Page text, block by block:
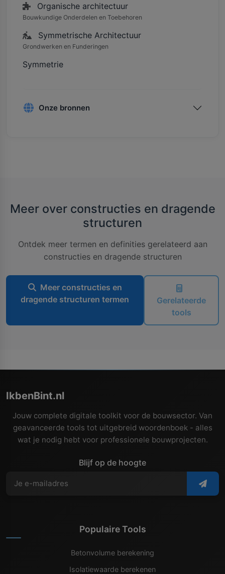
Organische architectuur
Bouwkundige Onderdelen en Toebehoren
Symmetrische Architectuur
Grondwerken en Funderingen
Symmetrie
Onze bronnen
Meer over constructies en dragende
structuren
Ontdek meer termen en definities gerelateerd aan
constructies en dragende structuren
Meer constructies en
dragende structuren termen
Gerelateerde
tools
IkbenBint.nl
Jouw complete digitale toolkit voor de bouwsector. Van
geavanceerde tools tot uitgebreid woordenboek - alles
wat je nodig hebt voor professionele bouwprojecten.
Blijf op de hoogte
Populaire Tools
Betonvolume berekening
Isolatiewaarde berekenen